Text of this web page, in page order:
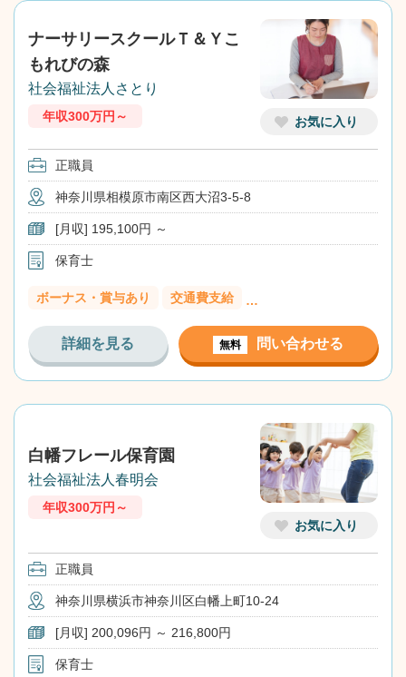
お気に入り
ナーサリースクールＴ＆Ｙこ
もれびの森
社会福祉法人さとり
年収300万円～
正職員
神奈川県相模原市南区西大沼3-5-8
[月収] 195,100円 ～
保育士
ボーナス・賞与あり 交通費支給 …
詳細を見る 無料 問い合わせる
お気に入り
白幡フレール保育園
社会福祉法人春明会
年収300万円～
正職員
神奈川県横浜市神奈川区白幡上町10-24
[月収] 200,096円 ～ 216,800円
保育士